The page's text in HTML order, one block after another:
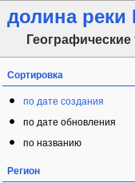
долина
Географические
Сортировка
по дате создания
по дате обновления
по названию
Регион